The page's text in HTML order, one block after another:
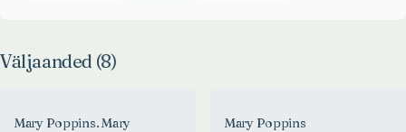
Väljaanded (8)
Mary Poppins. Mary
Mary Poppins